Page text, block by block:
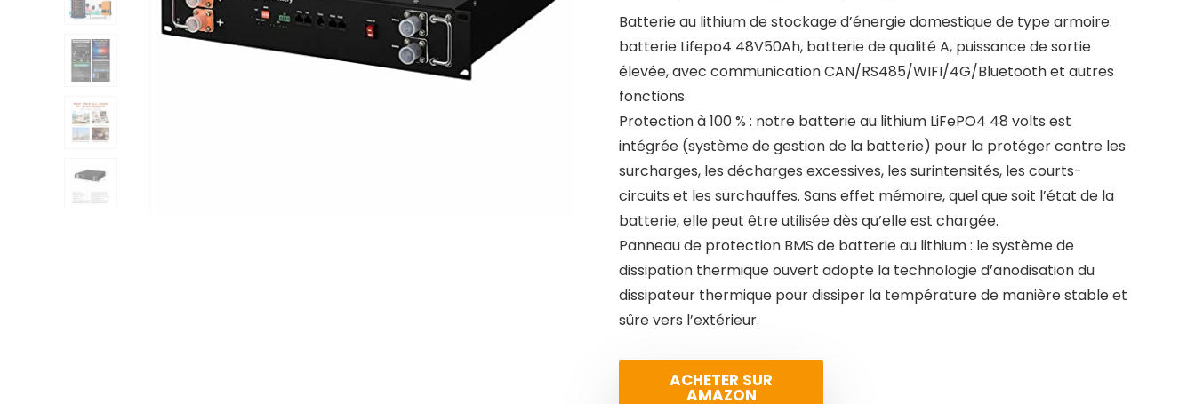
Batterie au lithium de stockage d’énergie domestique de type armoire:
batterie Lifepo4 48V50Ah, batterie de qualité A, puissance de sortie
élevée, avec communication CAN/RS485/WIFI/4G/Bluetooth et autres
fonctions.
Protection à 100 % : notre batterie au lithium LiFePO4 48 volts est
intégrée (système de gestion de la batterie) pour la protéger contre les
surcharges, les décharges excessives, les surintensités, les courts-
circuits et les surchauffes. Sans effet mémoire, quel que soit l’état de la
batterie, elle peut être utilisée dès qu’elle est chargée.
Panneau de protection BMS de batterie au lithium : le système de
dissipation thermique ouvert adopte la technologie d’anodisation du
dissipateur thermique pour dissiper la température de manière stable et
sûre vers l’extérieur.
ACHETER SUR
AMAZON